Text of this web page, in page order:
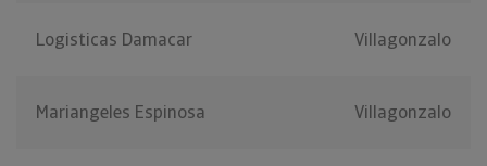
Logisticas Damacar Villagonzalo
Mariangeles Espinosa Villagonzalo